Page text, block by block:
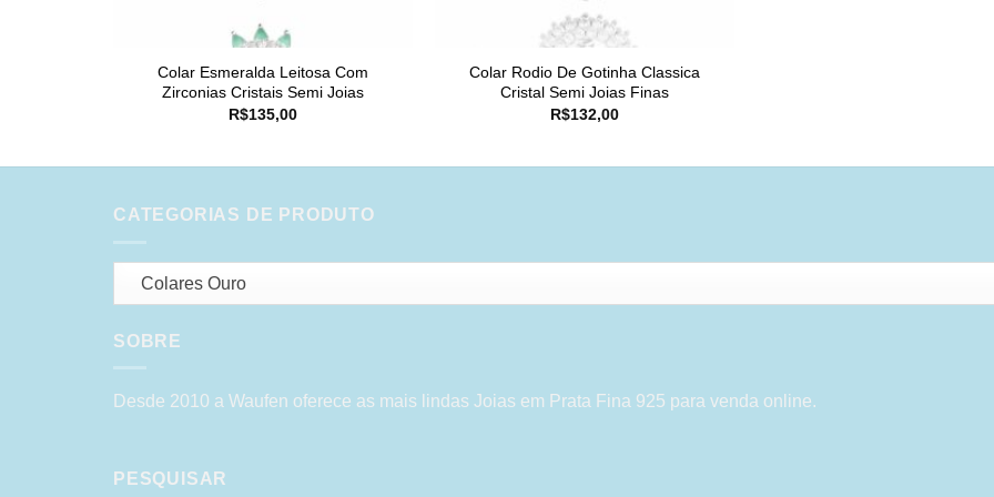
Colar Esmeralda Leitosa Com
Zirconias Cristais Semi Joias
R$135,00
Colar Rodio De Gotinha Classica
Cristal Semi Joias Finas
R$132,00
CATEGORIAS DE PRODUTO
Colares Ouro
SOBRE
Desde 2010 a Waufen oferece as mais lindas Joias em Prata Fina 925 para venda online.
PESQUISAR